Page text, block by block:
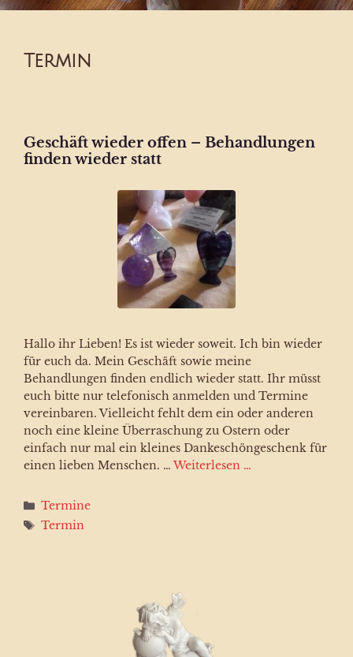
Termin
Geschäft wieder offen – Behandlungen
finden wieder statt
Hallo ihr Lieben! Es ist wieder soweit. Ich bin wieder
für euch da. Mein Geschäft sowie meine
Behandlungen finden endlich wieder statt. Ihr müsst
euch bitte nur telefonisch anmelden und Termine
vereinbaren. Vielleicht fehlt dem ein oder anderen
noch eine kleine Überraschung zu Ostern oder
einfach nur mal ein kleines Dankeschöngeschenk für
einen lieben Menschen. … Weiterlesen …
Kategorien
Termine
Schlagwörter
Termin